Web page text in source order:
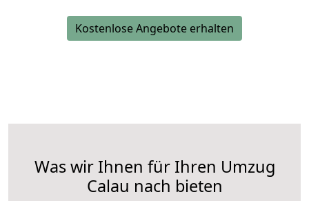
Kostenlose Angebote erhalten
Was wir Ihnen für Ihren Umzug
Calau nach bieten